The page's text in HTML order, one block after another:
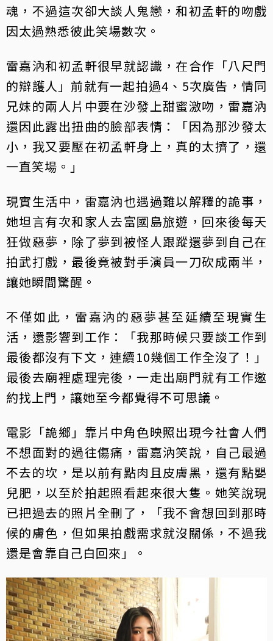
魂，不過這次卻大談人鬼戀，和初孟軒的吻戲
因太過熟悉彼此笑場數次。
雷嘉汭和初孟軒很早就認識，在合作「八尺門
的辯護人」前就有一起拍過4、5次廣告，情同
兄妹的兩人片中要在沙發上甜蜜激吻，雷嘉汭
還因此露出扭曲的臉部表情：「因為那沙發太
小，我又要壓在初孟軒身上，真的太擠了，還
一直笑場。」
現實生活中，雷嘉汭也遇過難以解釋的詭事，
她坦言有次和家人去富國島旅遊，回來後每天
狂做惡夢，除了夢到被怪人跟蹤還夢到自己在
拍武打戲，最後竟被對手演員一刀砍成兩半，
讓她瞬間驚醒。
不僅如此，雷嘉汭的惡夢甚至延續至現實生
活，還影響到工作：「我那時候只要談工作到
最後都沒有下文，連續10幾個工作全沒了！」
最後去廟裡處理完後，一走出廟門就有工作邀
約找上門，讓她至今都覺得不可思議。
電影「詭鄉」靠片中角色映照出現今社會人們
不想面對的過往傷痛，雷嘉汭笑說，自己最過
不去的坎，是以前有點肉且皮膚黑，還有點嬰
兒肥，以至於拍起照看起來很大隻。她笑說現
已把過去的照片全刪了，「我不會想回到那時
候的膚色，但如果拍戲需求就沒關係，不過我
還是會靠自己白回來」。